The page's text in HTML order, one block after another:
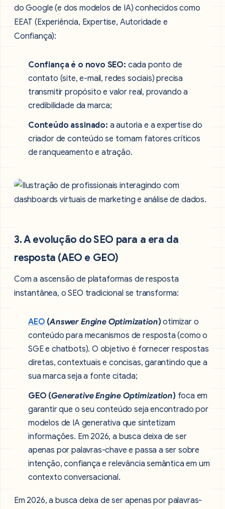
do Google (e dos modelos de IA) conhecidos como
EEAT (Experiência, Expertise, Autoridade e
Confiança):
Confiança é o novo SEO: cada ponto de
contato (site, e-mail, redes sociais) precisa
transmitir propósito e valor real, provando a
credibilidade da marca;
Conteúdo assinado: a autoria e a expertise do
criador de conteúdo se tornam fatores críticos
de ranqueamento e atração.
3. A evolução do SEO para a era da
resposta (AEO e GEO)
Com a ascensão de plataformas de resposta
instantânea, o SEO tradicional se transforma:
AEO (Answer Engine Optimization) otimizar o
conteúdo para mecanismos de resposta (como o
SGE e chatbots). O objetivo é fornecer respostas
diretas, contextuais e concisas, garantindo que a
sua marca seja a fonte citada;
GEO (Generative Engine Optimization) foca em
garantir que o seu conteúdo seja encontrado por
modelos de IA generativa que sintetizam
informações. Em 2026, a busca deixa de ser
apenas por palavras-chave e passa a ser sobre
intenção, confiança e relevância semântica em um
contexto conversacional.
Em 2026, a busca deixa de ser apenas por palavras-